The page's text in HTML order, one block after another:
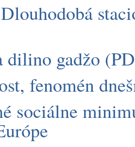
dilino gadžo
fenomén
sociálne